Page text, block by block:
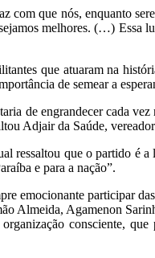
que nós, enquanto
melhores. (…) Essa
que atuaram na
de semear a
de engrandecer cada
Adjair da Saúde,
que o partido é
e para a nação”.
emocionante participar
Almeida, Agamenon
consciente,